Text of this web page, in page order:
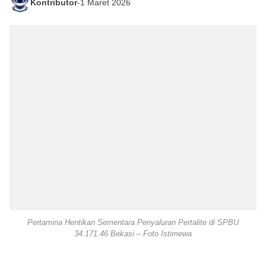
Kontributor-1 Maret 2026
Pertamina Hentikan Sementara Penyaluran Pertalite di SPBU
34.171.46 Bekasi – Foto Istimewa